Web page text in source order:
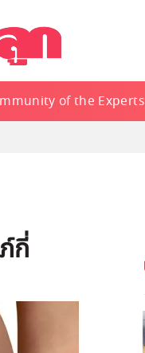
of the Experts
กี่